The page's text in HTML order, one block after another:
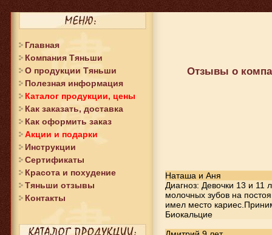
Главная
Компания Тяньши
О продукции Тяньши
Полезная информация
Каталог продукции, цены
Как заказать, доставка
Как оформить заказ
Акции и подарки
Инструкции
Сертификаты
Красота и похудение
Тяньши отзывы
Контакты
Отзывы о
Наташа и Аня
Диагноз: Девочки 13 и 11
молочных зубов на
имел место
Биокальцие